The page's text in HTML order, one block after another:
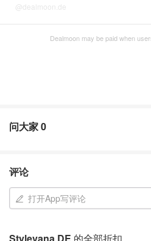
@dealmoon.de
Dealmoon may be paid when
问大家0
评论
打开App写评论
Stylevana DE 的全部折扣